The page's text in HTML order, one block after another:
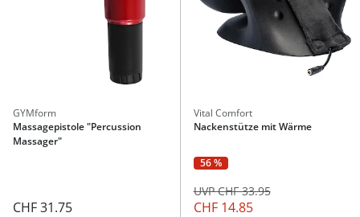
GYMform
Massagepistole "Percussion
Massager"
CHF 31.75
Vital Comfort
Nackenstütze mit Wärme
56 %
CHF 14.85
UVP CHF 33.95